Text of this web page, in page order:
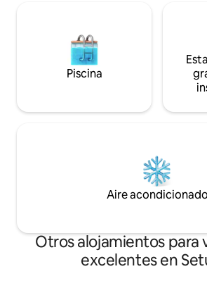
Piscina
Aire acondicionado
Otros alojamientos para
excelentes en